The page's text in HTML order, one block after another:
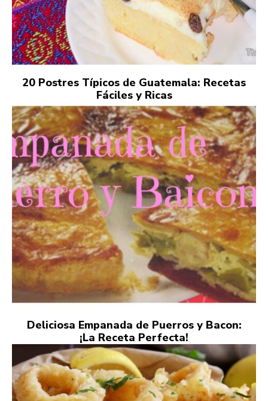
20 Postres Típicos de Guatemala: Recetas
Fáciles y Ricas
Deliciosa Empanada de Puerros y Bacon:
¡La Receta Perfecta!